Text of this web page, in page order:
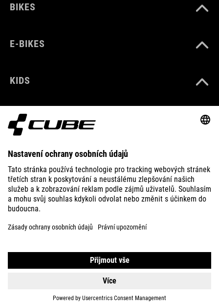
BIKES
E-BIKES
KIDS
GEAR
EQUIPMENT
SUPPORT
ABOUT US